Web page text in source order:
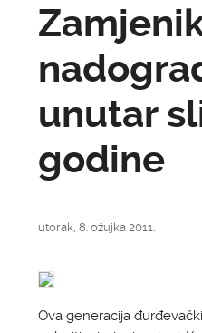
unutar
godine
utorak, 8. ožujka 2011.
Ova generacija